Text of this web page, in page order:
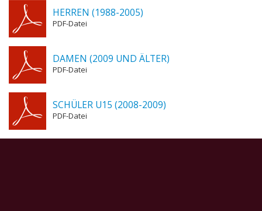
HERREN (1988-2005)
PDF-Datei
DAMEN (2009 UND ÄLTER)
PDF-Datei
SCHÜLER U15 (2008-2009)
PDF-Datei